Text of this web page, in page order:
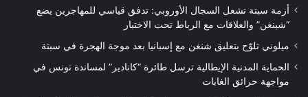
أزمة سبتة تشعل السجال الأوروبي: تدفق قياسي للمهاجرين يضع
“شينغن” والعلاقات مع الرباط تحت الاختبار
ميلوني تلوّح بتعليق شنغن مع إسبانيا بعد موجة الهجرة في سبتة
الحماية المدنية الإيطالية ترسل طائرة “كانادير” لمساندة تونس في
مواجهة حرائق الغابات